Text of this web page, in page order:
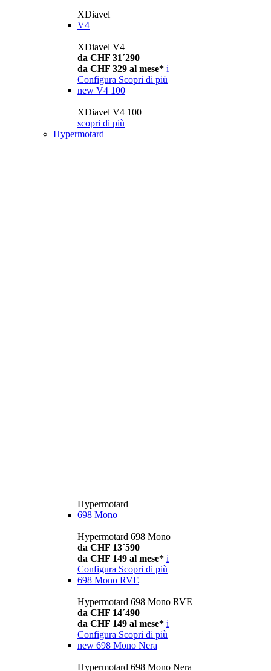
XDiavel
V4
XDiavel V4
da CHF 31´290
da CHF 329 al mese* i
Configura Scopri di più
new V4 100
XDiavel V4 100
scopri di più
Hypermotard
Hypermotard
698 Mono
Hypermotard 698 Mono
da CHF 13´590
da CHF 149 al mese* i
Configura Scopri di più
698 Mono RVE
Hypermotard 698 Mono RVE
da CHF 14´490
da CHF 149 al mese* i
Configura Scopri di più
new 698 Mono Nera
Hypermotard 698 Mono Nera